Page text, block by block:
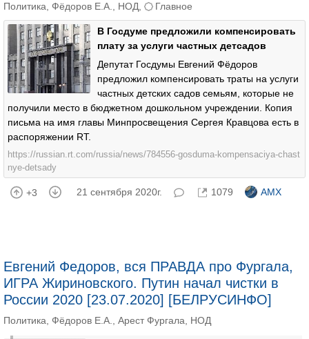
Политика Фёдоров Е.А. НОД Главное
В Госдуме предложили компенсировать
плату за услуги частных детсадов
Депутат Госдумы Евгений Фёдоров
предложил компенсировать траты на услуги
частных детских садов семьям, которые не
получили место в бюджетном дошкольном учреждении. Копия
письма на имя главы Минпросвещения Сергея Кравцова есть в
распоряжении RT.
https://russian.rt.com/russia/news/784556-gosduma-kompensaciya-chast
nye-detsady
+3 21 сентября 2020г. 1079 AMX
Евгений Федоров, вся ПРАВДА про Фургала,
ИГРА Жириновского. Путин начал чистки в
России 2020 [23.07.2020] [БЕЛРУСИНФО]
Политика Фёдоров Е.А. Арест Фургала НОД